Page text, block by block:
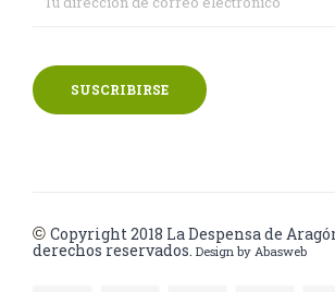
SUSCRIBIRSE
© Copyright 2018 La Despensa de
derechos reservados. Design by Abasweb